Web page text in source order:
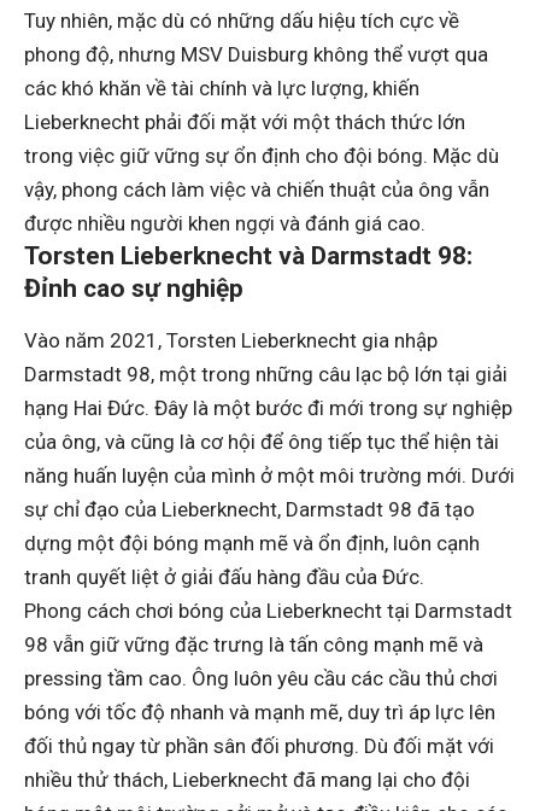
Tuy nhiên, mặc dù có những dấu hiệu tích cực về
phong độ, nhưng MSV Duisburg không thể vượt qua
các khó khăn về tài chính và lực lượng, khiến
Lieberknecht phải đối mặt với một thách thức lớn
trong việc giữ vững sự ổn định cho đội bóng. Mặc dù
vậy, phong cách làm việc và chiến thuật của ông vẫn
được nhiều người khen ngợi và đánh giá cao.
Torsten Lieberknecht và Darmstadt 98:
Đỉnh cao sự nghiệp
Vào năm 2021, Torsten Lieberknecht gia nhập
Darmstadt 98, một trong những câu lạc bộ lớn tại giải
hạng Hai Đức. Đây là một bước đi mới trong sự nghiệp
của ông, và cũng là cơ hội để ông tiếp tục thể hiện tài
năng huấn luyện của mình ở một môi trường mới. Dưới
sự chỉ đạo của Lieberknecht, Darmstadt 98 đã tạo
dựng một đội bóng mạnh mẽ và ổn định, luôn cạnh
tranh quyết liệt ở giải đấu hàng đầu của Đức.
Phong cách chơi bóng của Lieberknecht tại Darmstadt
98 vẫn giữ vững đặc trưng là tấn công mạnh mẽ và
pressing tầm cao. Ông luôn yêu cầu các cầu thủ chơi
bóng với tốc độ nhanh và mạnh mẽ, duy trì áp lực lên
đối thủ ngay từ phần sân đối phương. Dù đối mặt với
nhiều thử thách, Lieberknecht đã mang lại cho đội